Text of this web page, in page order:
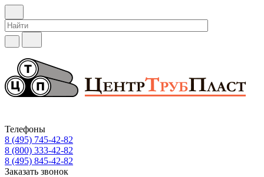
Телефоны
8 (495) 745-42-82
8 (800) 333-42-82
8 (495) 845-42-82
Заказать звонок